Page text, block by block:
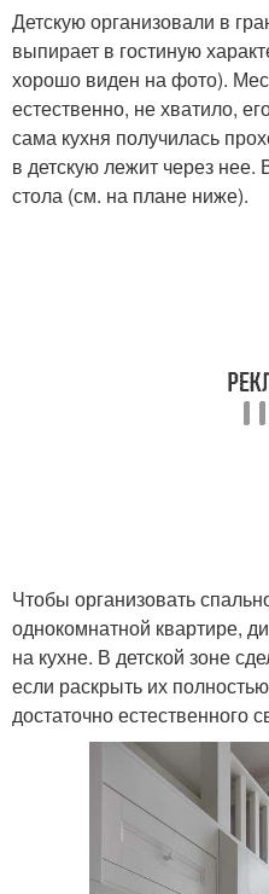
Детскую организовали в
выпирает в гостиную
хорошо виден на фото).
естественно, не хватило,
сама кухня получилась
в детскую лежит через нее.
стола (см. на плане ниже).
Чтобы организовать
однокомнатной квартире,
на кухне. В детской зоне
если раскрыть их
достаточно естественного